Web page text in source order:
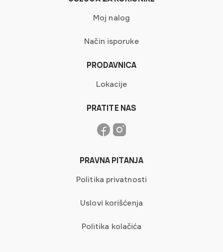
Moj nalog
Način isporuke
PRODAVNICA
Lokacije
PRATITE NAS
PRAVNA PITANJA
Politika privatnosti
Uslovi korišćenja
Politika kolačića